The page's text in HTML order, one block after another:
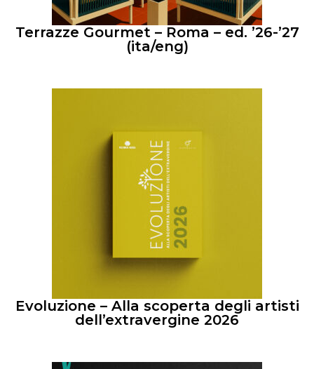
Terrazze Gourmet – Roma – ed. ’26-’27
(ita/eng)
Evoluzione – Alla scoperta degli artisti
dell’extravergine 2026